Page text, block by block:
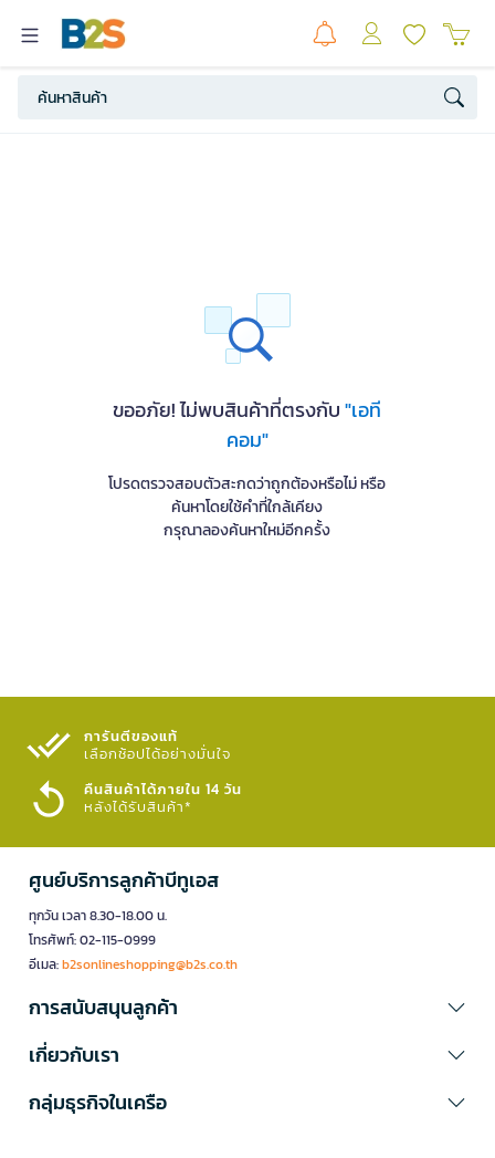
ขออภัย! ไม่พบสินค้าที่ตรงกับ"เอที
คอม"
โปรดตรวจสอบตัวสะกดว่าถูกต้องหรือไม่ หรือ
ค้นหาโดยใช้คำที่ใกล้เคียง
กรุณาลองค้นหาใหม่อีกครั้ง
การันตีของแท้
เลือกช้อปได้อย่างมั่นใจ​
คืนสินค้าได้ภายใน 14 วัน
หลังได้รับสินค้า*
ศูนย์บริการลูกค้าบีทูเอส
ทุกวัน เวลา 8.30-18.00 น.
โทรศัพท์: 02-115-0999
อีเมล:b2sonlineshopping@b2s.co.th
การสนับสนุนลูกค้า
เกี่ยวกับเรา
กลุ่มธุรกิจในเครือ